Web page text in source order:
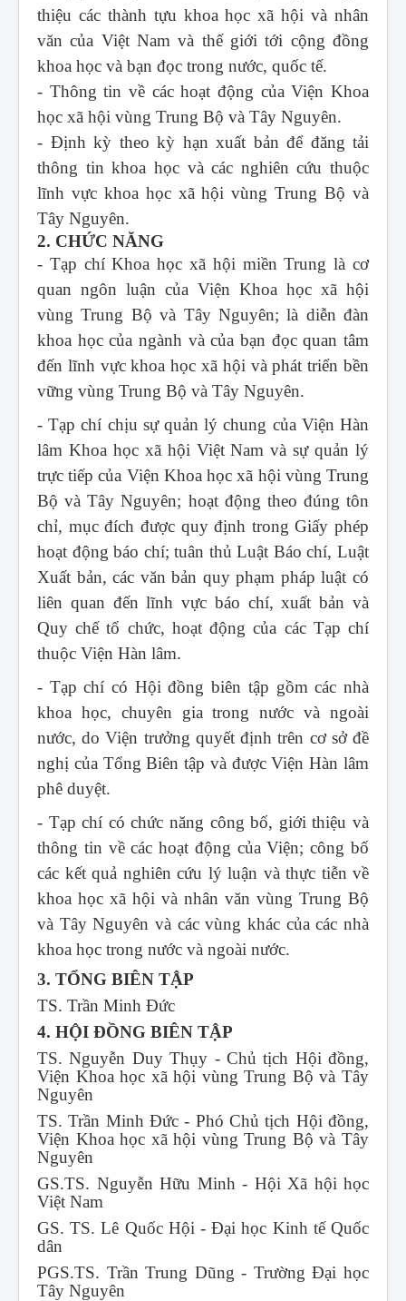
thiệu các thành tựu khoa học xã hội và nhân
văn của Việt Nam và thế giới tới cộng đồng
khoa học và bạn đọc trong nước, quốc tế.
- Thông tin về các hoạt động của Viện Khoa
học xã hội vùng Trung Bộ và Tây Nguyên.
- Định kỳ theo kỳ hạn xuất bản để đăng tải
thông tin khoa học và các nghiên cứu thuộc
lĩnh vực khoa học xã hội vùng Trung Bộ và
Tây Nguyên.
2. CHỨC NĂNG
- Tạp chí Khoa học xã hội miền Trung là cơ
quan ngôn luận của Viện Khoa học xã hội
vùng Trung Bộ và Tây Nguyên; là diễn đàn
khoa học của ngành và của bạn đọc quan tâm
đến lĩnh vực khoa học xã hội và phát triển bền
vững vùng Trung Bộ và Tây Nguyên.
- Tạp chí chịu sự quản lý chung của Viện Hàn
lâm Khoa học xã hội Việt Nam và sự quản lý
trực tiếp của Viện Khoa học xã hội vùng Trung
Bộ và Tây Nguyên; hoạt động theo đúng tôn
chỉ, mục đích được quy định trong Giấy phép
hoạt động báo chí; tuân thủ Luật Báo chí, Luật
Xuất bản, các văn bản quy phạm pháp luật có
liên quan đến lĩnh vực báo chí, xuất bản và
Quy chế tổ chức, hoạt động của các Tạp chí
thuộc Viện Hàn lâm.
- Tạp chí có Hội đồng biên tập gồm các nhà
khoa học, chuyên gia trong nước và ngoài
nước, do Viện trưởng quyết định trên cơ sở đề
nghị của Tổng Biên tập và được Viện Hàn lâm
phê duyệt.
- Tạp chí có chức năng công bố, giới thiệu và
thông tin về các hoạt động của Viện; công bố
các kết quả nghiên cứu lý luận và thực tiễn về
khoa học xã hội và nhân văn vùng Trung Bộ
và Tây Nguyên và các vùng khác của các nhà
khoa học trong nước và ngoài nước.
3. TỔNG BIÊN TẬP
TS. Trần Minh Đức
4. HỘI ĐỒNG BIÊN TẬP
TS. Nguyễn Duy Thụy - Chủ tịch Hội đồng,
Viện Khoa học xã hội vùng Trung Bộ và Tây
Nguyên
TS. Trần Minh Đức - Phó Chủ tịch Hội đồng,
Viện Khoa học xã hội vùng Trung Bộ và Tây
Nguyên
GS.TS. Nguyễn Hữu Minh - Hội Xã hội học
Việt Nam
GS. TS. Lê Quốc Hội - Đại học Kinh tế Quốc
dân
PGS.TS. Trần Trung Dũng - Trường Đại học
Tây Nguyên